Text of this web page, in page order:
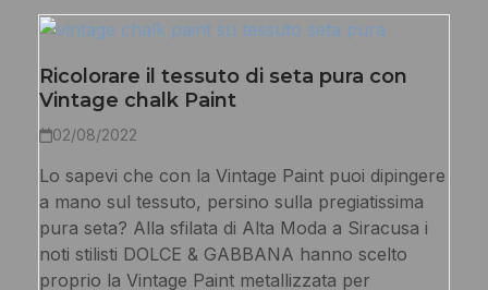
Ricolorare il tessuto di seta pura con
Vintage chalk Paint
02/08/2022
Lo sapevi che con la Vintage Paint puoi dipingere
a mano sul tessuto, persino sulla pregiatissima
pura seta? Alla sfilata di Alta Moda a Siracusa i
noti stilisti DOLCE & GABBANA hanno scelto
proprio la Vintage Paint metallizzata per